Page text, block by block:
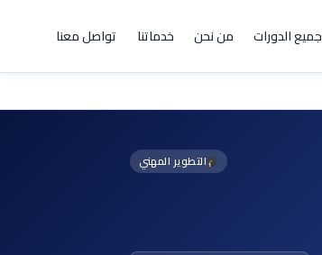
جميع الدورات من نحن خدماتنا تواصل معنا
التطوير المهني